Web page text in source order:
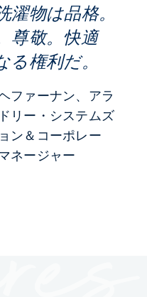
濯物は品格。
尊敬。快適
権利だ。
ファーナン、アラ
リー・システムズ
ン＆コーポレー
ネージャー